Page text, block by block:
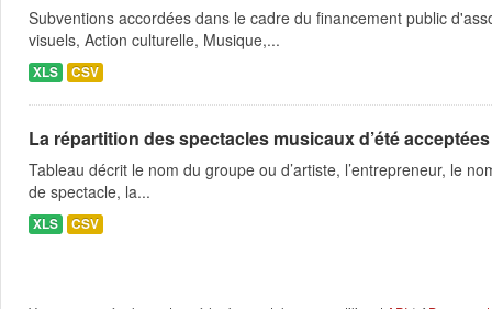
Subventions accordées dans le cadre du financement public
visuels, Action culturelle, Musique,...
XLS CSV
La répartition des spectacles musicaux d’été
Tableau décrit le nom du groupe ou d’artiste, l’entrepreneur, le
de spectacle, la...
XLS CSV